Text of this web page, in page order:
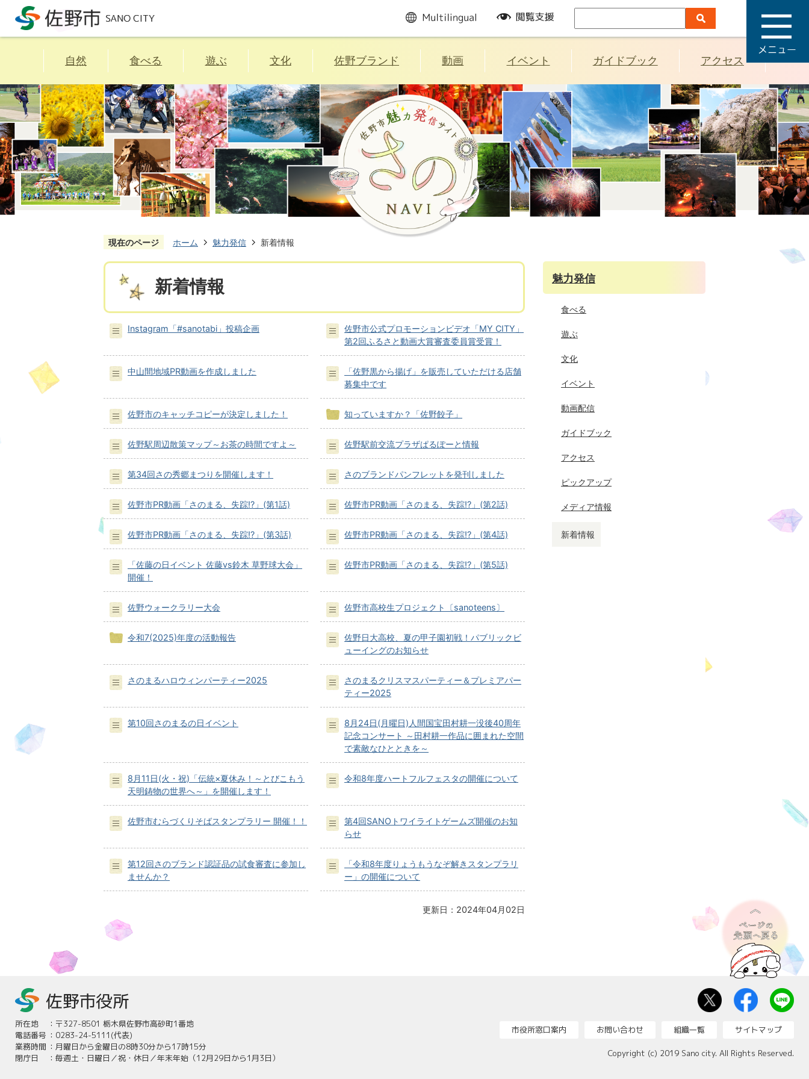
multilingual
閲
自然 食べる 遊ぶ 文化 佐野ブランド 動画 イベント ガイドブック アクセス
現在のページ ホーム 魅力発信 新着情報
新着情報
Instagram「#sanotabi」投稿企画
佐野市公式プロモーションビデオ「MY CITY」
第2回ふるさと動画大賞審査委員賞受賞！
中山間地域PR動画を作成しました
「佐野黒から揚げ」を販売していただける店舗
募集中です
佐野市のキャッチコピーが決定しました！ 知っていますか？「佐野餃子」
佐野駅周辺散策マップ～お茶の時間ですよ～ 佐野駅前交流プラザぱるぽーと情報
第34回さの秀郷まつりを開催します！ さのブランドパンフレットを発刊しました
佐野市PR動画「さのまる、失踪⁉」(第1話) 佐野市PR動画「さのまる、失踪⁉」(第2話)
佐野市PR動画「さのまる、失踪⁉」(第3話) 佐野市PR動画「さのまる、失踪⁉」(第4話)
「佐藤の日イベント 佐藤vs鈴木 草野球大会」
開催！
佐野市PR動画「さのまる、失踪⁉」(第5話)
佐野ウォークラリー大会 佐野市高校生プロジェクト〔sanoteens〕
令和7(2025)年度の活動報告
佐野日大高校、夏の甲子園初戦！パブリックビ
ューイングのお知らせ
さのまるハロウィンパーティー2025
さのまるクリスマスパーティー＆プレミアパー
ティー2025
第10回さのまるの日イベント
8月24日(月曜日)人間国宝田村耕一没後40周年
記念コンサート ～田村耕一作品に囲まれた空間
で素敵なひとときを～
8月11日(火・祝)「伝統×夏休み！～とびこもう
天明鋳物の世界へ～」を開催します！
令和8年度ハートフルフェスタの開催について
佐野市むらづくりそばスタンプラリー 開催！！
第4回SANOトワイライトゲームズ開催のお知
らせ
第12回さのブランド認証品の試食審査に参加し
ませんか？
「令和8年度りょうもうなぞ解きスタンプラリ
ー」の開催について
更新日：2024年04月02日
魅力発信
食べる
遊ぶ
文化
イベント
動画配信
ガイドブック
アクセス
ピックアップ
メディア情報
新着情報
所在地 ： 〒327-8501 栃木県佐野市高砂町1番地
電話番号 ： 0283-24-5111(代表)
業務時間 ： 月曜日から金曜日の8時30分から17時15分
閉庁日
： 毎週土・日曜日／祝・休日／年末年始（12月29日から1月3日）
市役所窓口案内 お問い合わせ 組織一覧 サイトマップ
Copyright (c) 2019 Sano city. All Rights Reserved.